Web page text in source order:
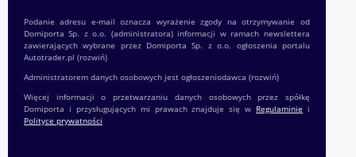
Podanie adresu e-mail oznacza wyrażenie zgody na otrzymywanie od
Domiporta Sp. z o.o. (administratora) informacji w ramach newslettera
zawierających wybrane przez Domiporta Sp. z o.o. ogłoszenia portalu
Autotrader.pl (rozwiń)
Administratorem danych osobowych jest ogłoszeniodawca (rozwiń)
Więcej informacji o przetwarzaniu danych osobowych przez spółkę
Domiporta i przysługujących mi prawach znajduje się w Regulaminie i
Polityce prywatności